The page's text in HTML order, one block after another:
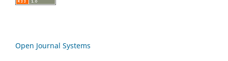
Open Journal Systems